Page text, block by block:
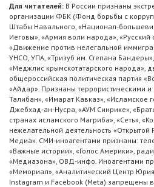
Для читателей: В России признаны
организации ФБК (Фонд борьбы с
Штабы Навального, «Национал-
Иеговы», «Армия воли народа»,
«Движение против нелегальной
УНСО, УПА, «Тризуб им. Степана
«Меджлис крымскотатарского народа»,
общероссийская политическая партия
«Айдар». Признаны террористическими
Талибан», «Имарат Кавказ», «Исламское
Джебхад-ан-Нусра, «АУМ Синрике»,
странах исламского Магриба», «Сеть»,
нежелательной деятельность «Открытой
Медиа». СМИ-иноагентами признаны:
«Важные истории», «Голос Америки»,
«Медиазона», ОВД-инфо. Иноагентами
«Мемориал», «Аналитический Центр
Instagram и Facebook (Metа) запрещены